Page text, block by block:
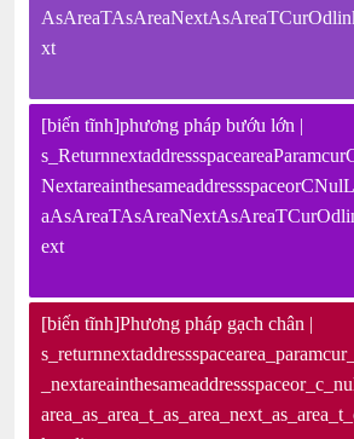
xt
[biến tĩnh]phương pháp bướu lớn |
ext
[biến tĩnh]Phương pháp gạch chân |